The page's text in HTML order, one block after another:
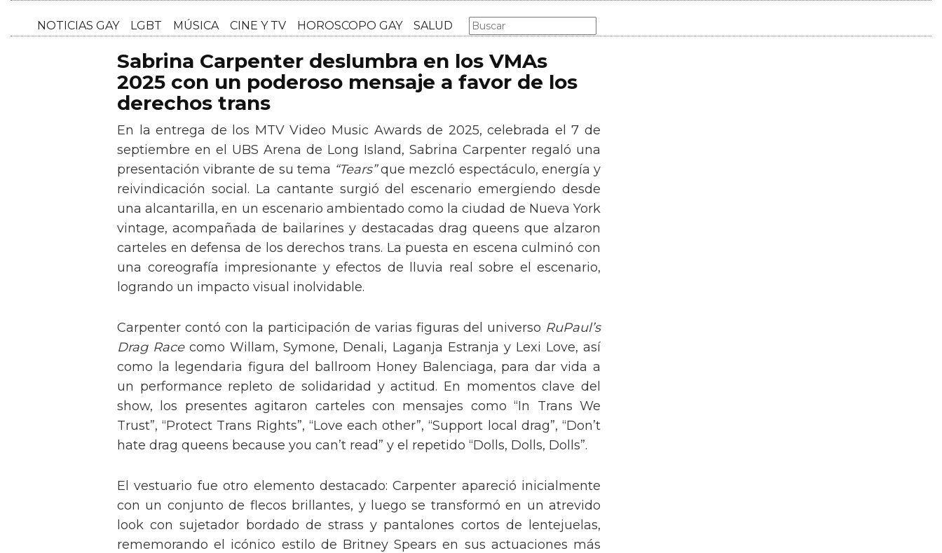
NOTICIAS GAY LGBT MÚSICA CINE Y TV
Sabrina Carpenter deslumbra en los VMAs
2025 con un poderoso mensaje a favor de los
derechos trans
En la entrega de los MTV Video Music Awards de 2025, celebrada el 7 de
septiembre en el UBS Arena de Long Island, Sabrina Carpenter regaló una
presentación vibrante de su tema “Tears”que mezcló espectáculo, energía y
reivindicación social. La cantante surgió del escenario emergiendo desde
una alcantarilla, en un escenario ambientado como la ciudad de Nueva York
vintage, acompañada de bailarines y destacadas drag queens que alzaron
carteles en defensa de los derechos trans. La puesta en escena culminó con
una coreografía impresionante y efectos de lluvia real sobre el escenario,
Carpenter contó con la participación de varias figuras del universo RuPaul’s
Drag Racecomo Willam, Symone, Denali, Laganja Estranja y Lexi Love, así
como la legendaria figura del ballroom Honey Balenciaga, para dar vida a
un performance repleto de solidaridad y actitud. En momentos clave del
show, los presentes agitaron carteles con mensajes como “In Trans We
Trust”, “Protect Trans Rights”, “Love each other”, “Support local drag”, “Don’t
El vestuario fue otro elemento destacado: Carpenter apareció inicialmente
con un conjunto de flecos brillantes, y luego se transformó en un atrevido
look con sujetador bordado de strass y pantalones cortos de lentejuelas,